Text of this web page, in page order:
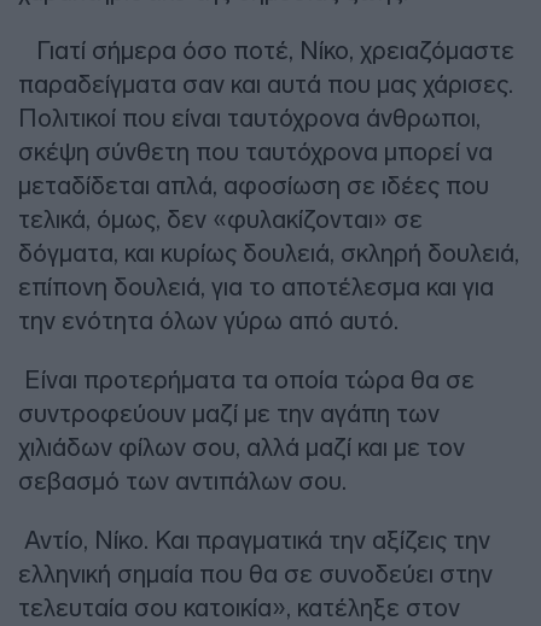
Γιατί σήμερα όσο ποτέ, Νίκο, χρειαζόμαστε
παραδείγματα σαν και αυτά που μας χάρισες.
Πολιτικοί που είναι ταυτόχρονα άνθρωποι,
σκέψη σύνθετη που ταυτόχρονα μπορεί να
μεταδίδεται απλά, αφοσίωση σε ιδέες που
τελικά, όμως, δεν «φυλακίζονται» σε
δόγματα, και κυρίως δουλειά, σκληρή δουλειά,
επίπονη δουλειά, για το αποτέλεσμα και για
την ενότητα όλων γύρω από αυτό.
Είναι προτερήματα τα οποία τώρα θα σε
συντροφεύουν μαζί με την αγάπη των
χιλιάδων φίλων σου, αλλά μαζί και με τον
σεβασμό των αντιπάλων σου.
Αντίο, Νίκο. Και πραγματικά την αξίζεις την
ελληνική σημαία που θα σε συνοδεύει στην
τελευταία σου κατοικία», κατέληξε στον